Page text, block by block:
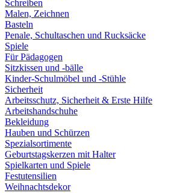
Schreiben
Malen, Zeichnen
Basteln
Penale, Schultaschen und Rucksäcke
Spiele
Für Pädagogen
Sitzkissen und -bälle
Kinder-Schulmöbel und -Stühle
Sicherheit
Arbeitsschutz, Sicherheit & Erste Hilfe
Arbeitshandschuhe
Bekleidung
Hauben und Schürzen
Spezialsortimente
Geburtstagskerzen mit Halter
Spielkarten und Spiele
Festutensilien
Weihnachtsdekor